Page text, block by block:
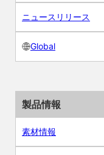
ニュースリリース
Global
製品情報
素材情報